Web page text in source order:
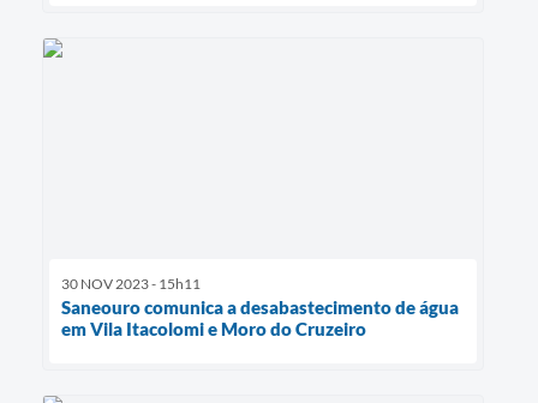
30 NOV 2023 - 15h11
Saneouro comunica a desabastecimento de água
em Vila Itacolomi e Moro do Cruzeiro